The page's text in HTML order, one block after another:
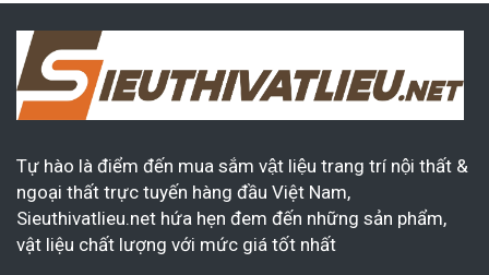
Tự hào là điểm đến mua sắm vật liệu trang trí nội thất &
ngoại thất trực tuyến hàng đầu Việt Nam,
Sieuthivatlieu.net hứa hẹn đem đến những sản phẩm,
vật liệu chất lượng với mức giá tốt nhất